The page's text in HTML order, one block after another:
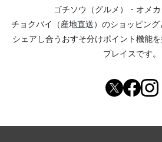
ゴチソウ（グルメ）
・ オメカ
チョクバイ（産地直送） のショッピング
シェアし合う おすそ分けポイント機能
プレイスです。